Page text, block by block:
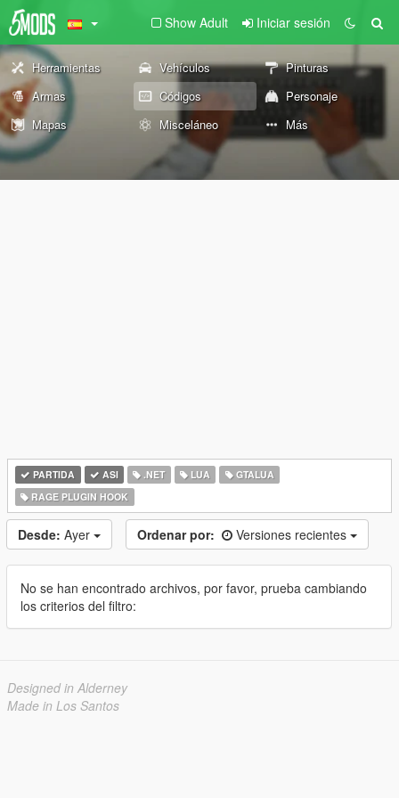
Show Adult Iniciar sesión
Herramientas Vehículos
Pinturas
Armas
Códigos
Personaje
Mapas
Misceláneo Más
PARTIDA ASI .NET LUA
GTALUA
RAGE PLUGIN HOOK
Desde: Ayer Ordenar por: Versiones recientes
No se han encontrado archivos, por favor, prueba cambiando
los criterios del filtro:
Designed in Alderney
Made in Los Santos